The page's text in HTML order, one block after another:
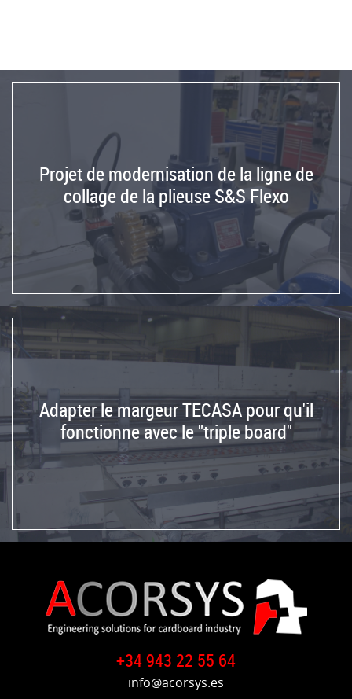
imprimantes,
les
découpeuses
Module
intermédiaire
personnalisés
Projet
de
modernisation
la
ligne
collage
flexo
Adaptation
de
l'alimentateur
Projet de modernisation de la ligne de
collage de la plieuse S&S Flexo
Adapter le margeur TECASA pour qu'il
fonctionne avec le "triple board"
+34 943 22 55 64
info@acorsys.es